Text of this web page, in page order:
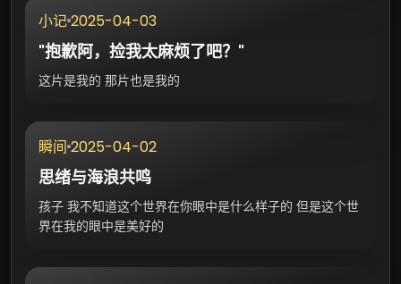
小记2025-04-03
"抱歉阿，捡我太麻烦了吧？"
这片是我的 那片也是我的
瞬间 2025-04-02
思绪与海浪共鸣
孩子 我不知道这个世界在你眼中是什么样子的 但是这个世
界在我的眼中是美好的